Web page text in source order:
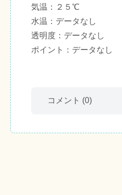
気温：２５℃
水温：データなし
透明度：データなし
ポイント：データなし
コメント (0)